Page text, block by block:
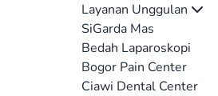
Layanan Unggulan
SiGarda Mas
Bedah Laparoskopi
Bogor Pain Center
Ciawi Dental Center